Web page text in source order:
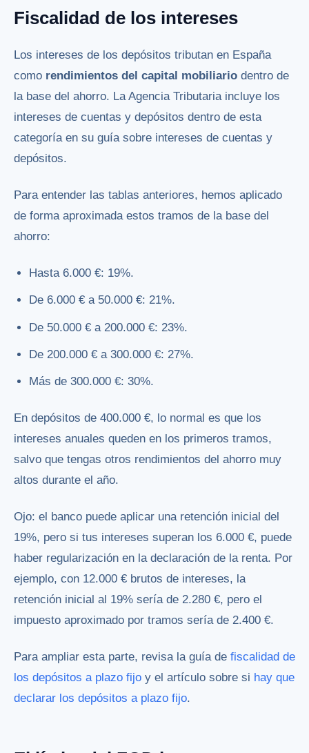
Fiscalidad de los intereses
Los intereses de los depósitos tributan en España
como rendimientos del capital mobiliario dentro de
la base del ahorro. La Agencia Tributaria incluye los
intereses de cuentas y depósitos dentro de esta
categoría en su guía sobre intereses de cuentas y
depósitos.
Para entender las tablas anteriores, hemos aplicado
de forma aproximada estos tramos de la base del
ahorro:
Hasta 6.000 €: 19%.
De 6.000 € a 50.000 €: 21%.
De 50.000 € a 200.000 €: 23%.
De 200.000 € a 300.000 €: 27%.
Más de 300.000 €: 30%.
En depósitos de 400.000 €, lo normal es que los
intereses anuales queden en los primeros tramos,
salvo que tengas otros rendimientos del ahorro muy
altos durante el año.
Ojo: el banco puede aplicar una retención inicial del
19%, pero si tus intereses superan los 6.000 €, puede
haber regularización en la declaración de la renta. Por
ejemplo, con 12.000 € brutos de intereses, la
retención inicial al 19% sería de 2.280 €, pero el
impuesto aproximado por tramos sería de 2.400 €.
Para ampliar esta parte, revisa la guía de fiscalidad de
los depósitos a plazo fijo y el artículo sobre si hay que
declarar los depósitos a plazo fijo.